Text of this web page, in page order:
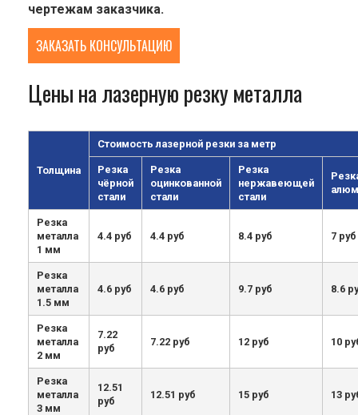
чертежам заказчика.
ЗАКАЗАТЬ КОНСУЛЬТАЦИЮ
Цены на лазерную резку металла
Толщина
Стоимость лазерной резки за метр
Резка
чёрной
стали
Резка
оцинкованной
стали
Резка
нержавеющей
стали
Резка
металла
1 мм
4.4 руб 4.4 руб 8.4 руб 7 руб
Резка
металла
1.5 мм
4.6 руб 4.6 руб 9.7 руб 8.6
Резка
металла
2 мм
7.22
руб
7.22 руб 12 руб 10
Резка
металла
3 мм
12.51
руб
12.51 руб 15 руб 13